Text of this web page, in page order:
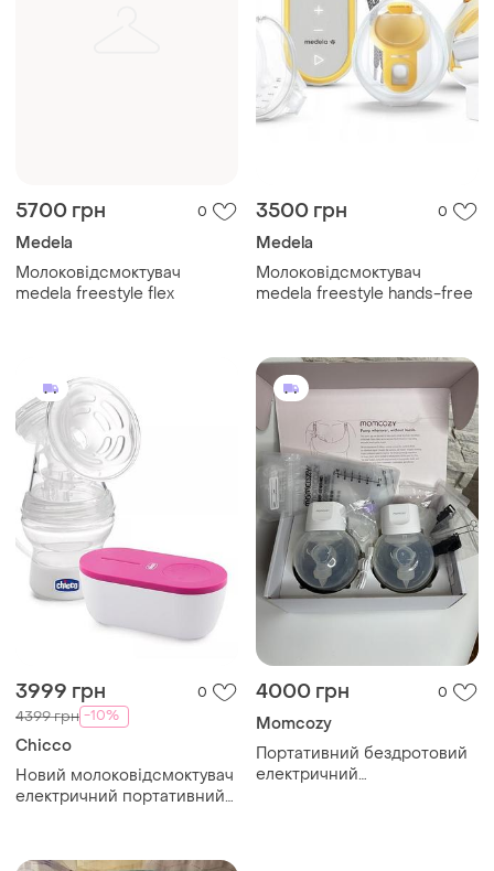
5700 грн 0
Medela
Молоковідсмоктувач
medela freestyle flex
3500 грн 0
Medela
Молоковідсмоктувач
medela freestyle hands-free
3999 грн 0
4399 грн -10%
Chicco
Новий молоковідсмоктувач
електричний портативний
4000 грн 0
Momcozy
Портативний бездротовий
електричний